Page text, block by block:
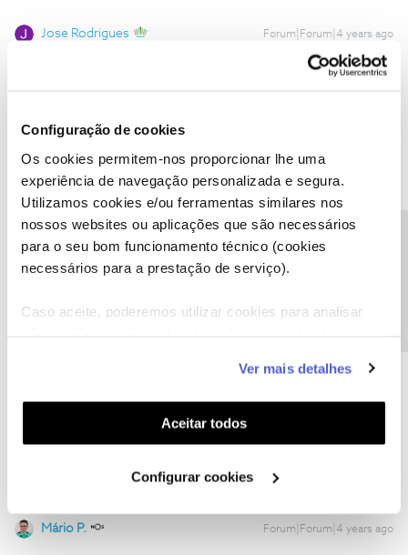
Configuração de cookies
Os cookies permitem-nos proporcionar lhe uma
experiência de navegação personalizada e segura.
Utilizamos cookies e/ou ferramentas similares nos
nossos websites ou aplicações que são necessários
para o seu bom funcionamento técnico (cookies
necessários para a prestação de serviço).
Caso aceite, poderemos utilizar cookies para analisar
funcionalidades (cookies de personalização e
funcionalidade) e adaptar anúncios aos seus interesses
(cookies de publicidade personalizada). Pode gerir a
utilização dos cookies clicando em "Configurar
Ver mais detalhes
Aceitar todos
Configurar cookies
Jose Rodrigues Forum|Forum|4 years ago
seus dados privados.
Para enviar a Mensagem carregueaquie escolha a opção Enviar
Mensagem
Oucarregue aqui.
Mário P. Forum|Forum|4 years ago